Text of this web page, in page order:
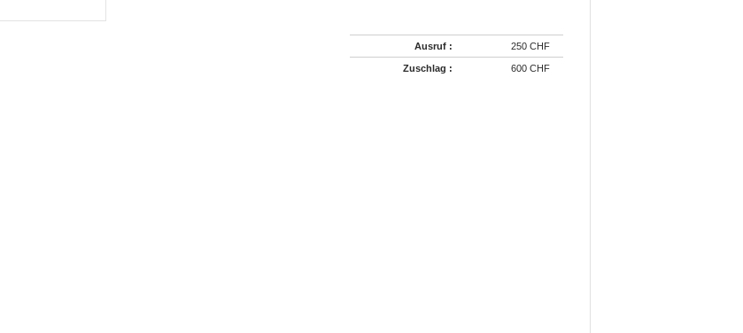
Ausruf : 250 CHF
Zuschlag : 600 CHF